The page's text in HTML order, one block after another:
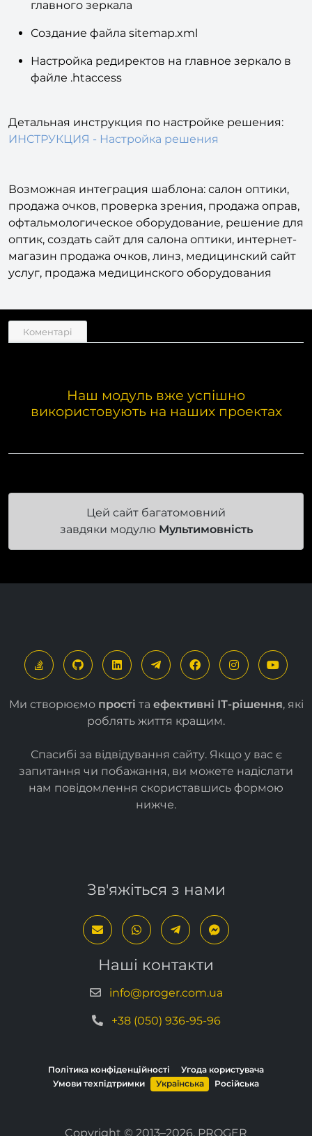
Создание файла robots.txt с указанием
главного зеркала
Создание файла sitemap.xml
Настройка редиректов на главное зеркало в
Детальная инструкция по настройке решения:
Возможная интеграция шаблона: салон оптики,
продажа очков, проверка зрения, продажа оправ,
офтальмологическое оборудование, решение для
оптик, создать сайт для салона оптики, интернет-
магазин продажа очков, линз, медицинский сайт
Наш модуль вже успішно
Цей сайт багатомовний
завдяки модулюМультимовність
Ми створюємопрості таефективні ІТ-рішення
Спасибі за відвідування сайту. Якщо у вас є
запитання чи побажання, ви можете надіслати
нам повідомлення скориставшись формою
Зв'яжіться з нами
Наші контакти
info@proger.com.ua
Політика конфіденційності
Угода користувача